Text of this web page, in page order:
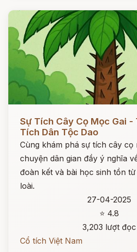
Sự Tích Cây Cọ Mọc Gai -
Tích Dân Tộc Dao
Cùng khám phá sự tích cây cọ
chuyện dân gian đầy ý nghĩa
đoàn kết và bài học sinh tồn
loài.
27-04-2025
⭐ 4.8
3,203 lượt đọc
Cổ tích Việt Nam